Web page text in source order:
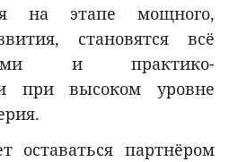
на этапе мощного,
становятся всё
и практико-
при высоком уровне
оставаться партнёром